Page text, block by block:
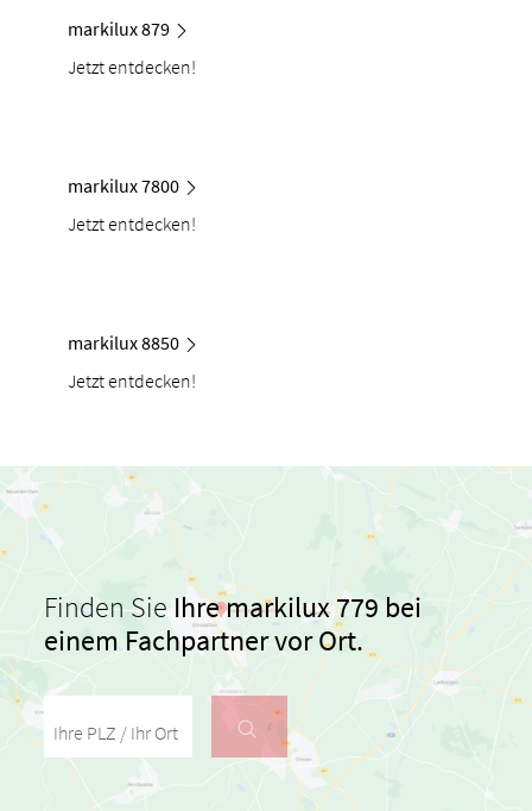
markilux 879
Jetzt entdecken!
markilux 7800
Jetzt entdecken!
markilux 8850
Jetzt entdecken!
Finden SieIhre markilux 779 bei
einem Fachpartner vor Ort.
Ihre PLZ / Ihr Ort